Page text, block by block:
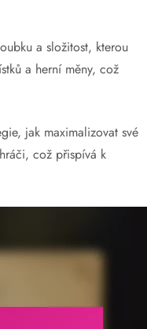
a složitost, kterou
a herní měny, což
jak maximalizovat své
což přispívá k